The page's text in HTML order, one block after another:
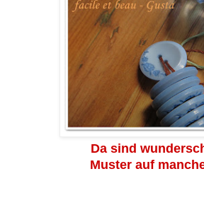
Da sind
Muster auf